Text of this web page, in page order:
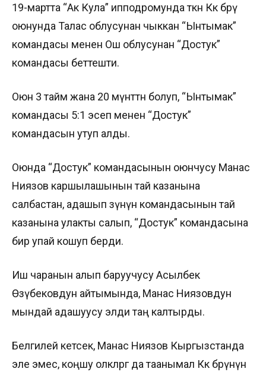
19-мартта “Ак Кула” ипподромунда өткөн Көк бөрү
оюнунда Талас облусунан чыккан “Ынтымак”
командасы менен Ош облусунан “Достук”
командасы беттешти.
Оюн 3 тайм жана 20 мүнөттөн болуп, “Ынтымак”
командасы 5:1 эсеп менен “Достук”
командасын утуп алды.
Оюнда “Достук” командасынын оюнчусу Манас
Ниязов каршылашынын тай казанына
салбастан, адашып өзүнүн командасынын тай
казанына улакты салып, “Достук” командасына
бир упай кошуп берди.
Иш чаранын алып баруучусу Асылбек
Өзүбековдун айтымында, Манас Ниязовдун
мындай адашуусу элди таң калтырды.
Белгилей кетсек, Манас Ниязов Кыргызстанда
эле эмес, коңшу олкөлөргө да таанымал Көк бөрүнүн